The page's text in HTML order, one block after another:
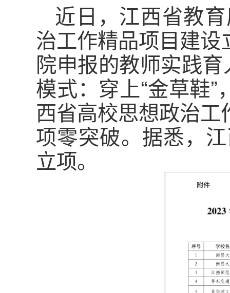
近日，江西省教
治工作精品项目建
院申报的教师实践
模式：穿上“金草鞋
西省高校思想政治
项零突破。据悉，
立项。